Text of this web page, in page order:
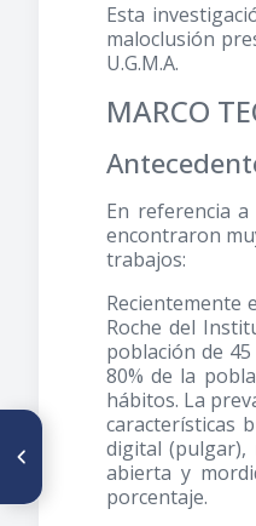
Esta
maloclusión
U.G.M.A.
MARCO
En referencia
encontraron
trabajos:
Recientemente
Roche del
población de
80% de la
hábitos. La
características
digital (pulgar),
abierta y
porcentaje.
ARTÍCULO ANTERIOR
Valoración del plano
de Ricketts en pacientes con
extracciones de primeros
premolares